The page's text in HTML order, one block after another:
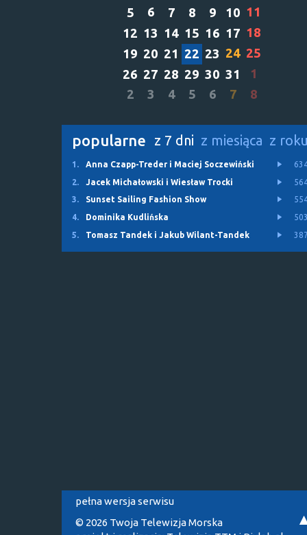
5
6 7 8 9 10 11
12 13 14 15 16 17 18
19 20 21 22 23 24 25
26 27 28 29 30 31
1
2
3 4 5 6 7 8
popularne z 7 dni z miesiąca z
1. Anna Czapp-Treder i Maciej Soczewiński
2.
Jacek Michałowski i Wiesław Trocki
3.
Sunset Sailing Fashion Show
4.
Dominika Kudlińska
5.
Tomasz Tandek i Jakub Wilant-Tandek
pełna wersja serwisu
© 2026 Twoja Telewizja Morska